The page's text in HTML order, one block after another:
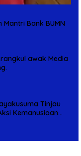
Bank BUMN
awak Media
Tinjau
Kemanusiaan